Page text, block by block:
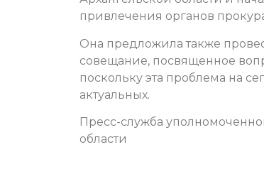
привлечения органов
Она предложила также
совещание, посвященное
поскольку эта проблема на
актуальных.
Пресс-служба
области